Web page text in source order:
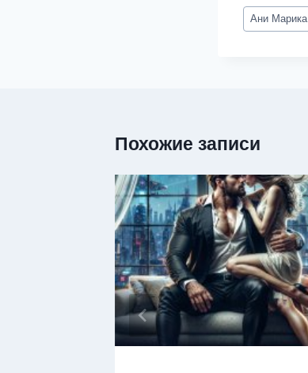
Метки
записи:
Ани Марика
Похожие записи